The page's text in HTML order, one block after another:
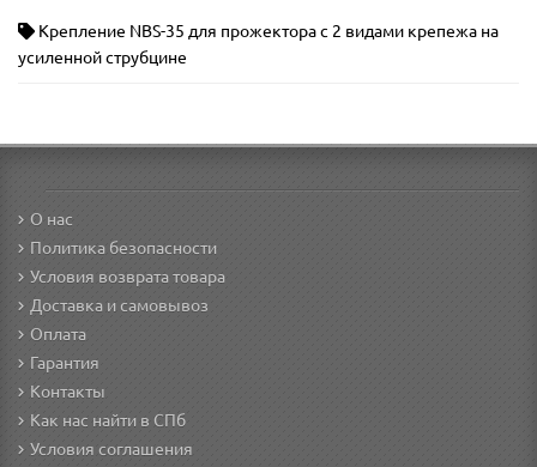
Крепление NBS-35 для прожектора с 2 видами крепежа на
усиленной струбцине
О нас
Политика безопасности
Условия возврата товара
Доставка и самовывоз
Оплата
Гарантия
Контакты
Как нас найти в СПб
Условия соглашения